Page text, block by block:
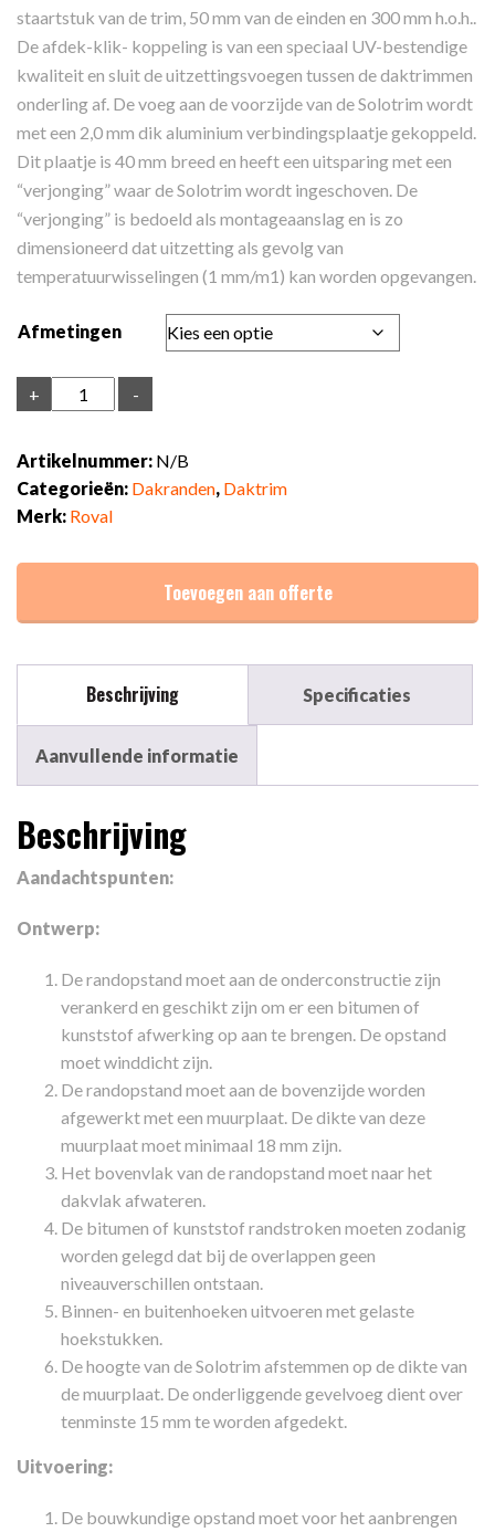
staartstuk van de trim, 50 mm van de einden en 300 mm h.o.h..
De afdek-klik- koppeling is van een speciaal UV-bestendige
kwaliteit en sluit de uitzettingsvoegen tussen de daktrimmen
onderling af. De voeg aan de voorzijde van de Solotrim wordt
met een 2,0 mm dik aluminium verbindingsplaatje gekoppeld.
Dit plaatje is 40 mm breed en heeft een uitsparing met een
“verjonging” waar de Solotrim wordt ingeschoven. De
“verjonging” is bedoeld als montageaanslag en is zo
dimensioneerd dat uitzetting als gevolg van
temperatuurwisselingen (1 mm/m1) kan worden opgevangen.
Afmetingen
+
Roval-
Solotrim®
Binnen-
en
Buitenhoeken
-
Artikelnummer: N/B
Categorieën: Dakranden, Daktrim
Merk: Roval
Toevoegen aan offerte
Beschrijving Specificaties
Aanvullende informatie
Beschrijving
Aandachtspunten:
Ontwerp:
De randopstand moet aan de onderconstructie zijn
verankerd en geschikt zijn om er een bitumen of
kunststof afwerking op aan te brengen. De opstand
moet winddicht zijn.
De randopstand moet aan de bovenzijde worden
afgewerkt met een muurplaat. De dikte van deze
muurplaat moet minimaal 18 mm zijn.
Het bovenvlak van de randopstand moet naar het
dakvlak afwateren.
De bitumen of kunststof randstroken moeten zodanig
worden gelegd dat bij de overlappen geen
niveauverschillen ontstaan.
Binnen- en buitenhoeken uitvoeren met gelaste
hoekstukken.
De hoogte van de Solotrim afstemmen op de dikte van
de muurplaat. De onderliggende gevelvoeg dient over
tenminste 15 mm te worden afgedekt.
Uitvoering:
De bouwkundige opstand moet voor het aanbrengen